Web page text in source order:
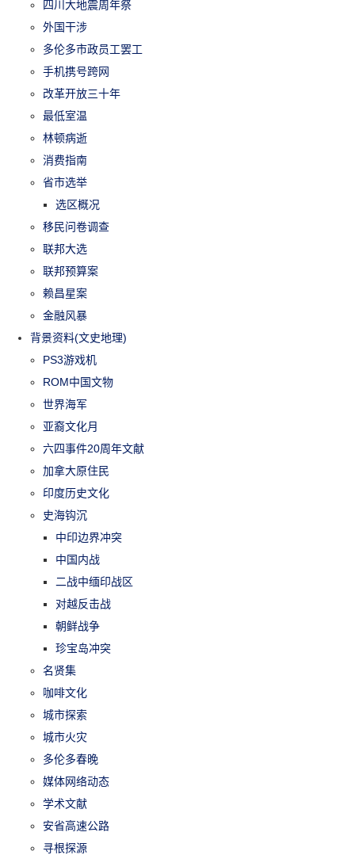
四川大地震周年祭
外国干涉
多伦多市政员工罢工
手机携号跨网
改革开放三十年
最低室温
林顿病逝
消费指南
省市选举
选区概况
移民问卷调查
联邦大选
联邦预算案
赖昌星案
金融风暴
背景资料(文史地理)
PS3游戏机
ROM中国文物
世界海军
亚裔文化月
六四事件20周年文献
加拿大原住民
印度历史文化
史海钩沉
中印边界冲突
中国内战
二战中缅印战区
对越反击战
朝鲜战争
珍宝岛冲突
名贤集
咖啡文化
城市探索
城市火灾
多伦多春晚
媒体网络动态
学术文献
安省高速公路
寻根探源